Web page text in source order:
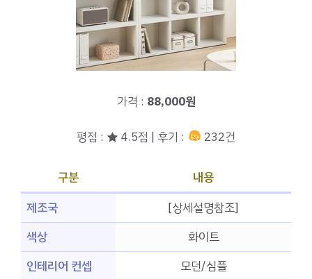
가격 : 88,000원
평점 : ★ 4.5점 | 후기 : 232건
구분
내용
제조국
[상세설명참조]
색상
화이트
인테리어 컨셉
모던/심플